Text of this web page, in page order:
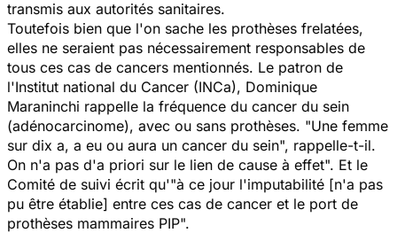
transmis aux autorités sanitaires.
Toutefois bien que l'on sache les prothèses frelatées,
elles ne seraient pas nécessairement responsables de
tous ces cas de cancers mentionnés. Le patron de
l'Institut national du Cancer (INCa), Dominique
Maraninchi rappelle la fréquence du cancer du sein
(adénocarcinome), avec ou sans prothèses. "Une femme
sur dix a, a eu ou aura un cancer du sein", rappelle-t-il.
On n'a pas d'a priori sur le lien de cause à effet". Et le
Comité de suivi écrit qu'"à ce jour l'imputabilité [n'a pas
pu être établie] entre ces cas de cancer et le port de
prothèses mammaires PIP".